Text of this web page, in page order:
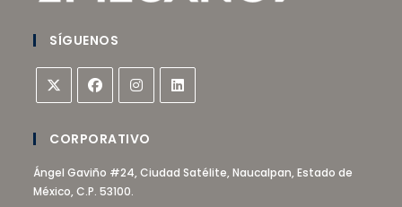
SÍGUENOS
CORPORATIVO
Ángel Gaviño #24, Ciudad Satélite, Naucalpan, Estado de
México, C.P. 53100.